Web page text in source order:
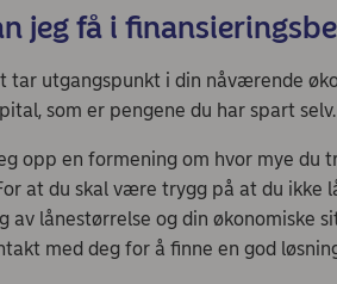
jeg få i
tar utgangspunkt i din nåværende
som er pengene du har spart selv.
opp en formening om hvor mye du
at du skal være trygg på at du ikke
av lånestørrelse og din økonomiske
med deg for å finne en god